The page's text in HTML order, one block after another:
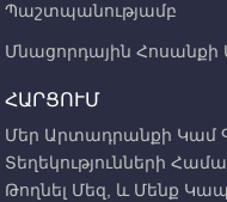
Պաշտպանությամբ
Մնացորդային Հոսանքի
ՀԱՐՑՈՒՄ
Մեր Արտադրանքի Կամ
Տեղեկությունների
Թողնել Մեզ, ԵՒ Մենք